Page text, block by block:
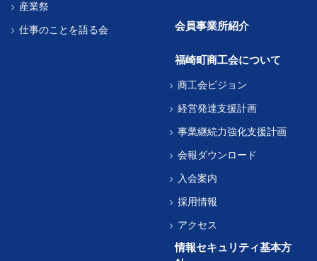
産業祭
仕事のことを語る会 会員事業所紹介
福崎町商工会について
商工会ビジョン
経営発達支援計画
事業継続力強化支援計画
会報ダウンロード
入会案内
採用情報
アクセス
情報セキュリティ基本方